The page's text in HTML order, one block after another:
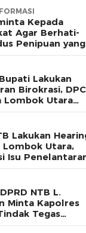
Kepada
Agar Berhati-
Penipuan yang
Dirinya
Lakukan
Birokrasi, DPC
Lombok Utara
Ada
Lakukan
Lombok Utara,
Isu
NTB L.
Minta Kapolres
Tegas
DC PT. LNI